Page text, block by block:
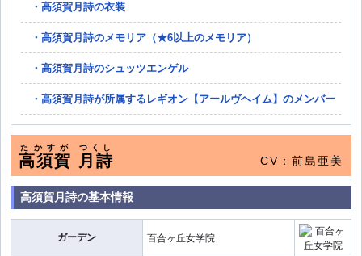
高須賀月詩の衣装
高須賀月詩のメモリア（★6以上のメモリア）
高須賀月詩のシュッツエンゲル
高須賀月詩が所属するレギオン【アールヴヘイム】のメンバー
高須賀
たかすが
月詩
つくし
CV：前島亜美
高須賀月詩の基本情報
ガーデン 百合ヶ丘女学院